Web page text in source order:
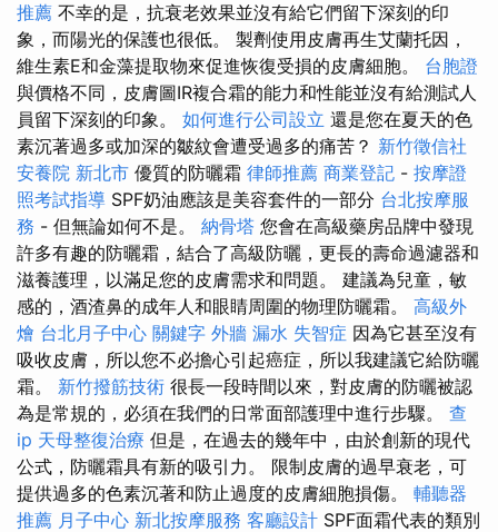
推薦 不幸的是，抗衰老效果並沒有給它們留下深刻的印
象，而陽光的保護也很低。 製劑使用皮膚再生艾蘭托因，
維生素E和金藻提取物來促進恢復受損的皮膚細胞。 台胞證
與價格不同，皮膚圖IR複合霜的能力和性能並沒有給測試人
員留下深刻的印象。 如何進行公司設立 還是您在夏天的色
素沉著過多或加深的皺紋會遭受過多的痛苦？ 新竹徵信社
安養院 新北市 優質的防曬霜 律師推薦 商業登記 - 按摩證
照考試指導 SPF奶油應該是美容套件的一部分 台北按摩服
務 - 但無論如何不是。 納骨塔 您會在高級藥房品牌中發現
許多有趣的防曬霜，結合了高級防曬，更長的壽命過濾器和
滋養護理，以滿足您的皮膚需求和問題。 建議為兒童，敏
感的，酒渣鼻的成年人和眼睛周圍的物理防曬霜。 高級外
燴 台北月子中心 關鍵字 外牆 漏水 失智症 因為它甚至沒有
吸收皮膚，所以您不必擔心引起癌症，所以我建議它給防曬
霜。 新竹撥筋技術 很長一段時間以來，對皮膚的防曬被認
為是常規的，必須在我們的日常面部護理中進行步驟。 查
ip 天母整復治療 但是，在過去的幾年中，由於創新的現代
公式，防曬霜具有新的吸引力。 限制皮膚的過早衰老，可
提供過多的色素沉著和防止過度的皮膚細胞損傷。 輔聽器
推薦 月子中心 新北按摩服務 客廳設計 SPF面霜代表的類別